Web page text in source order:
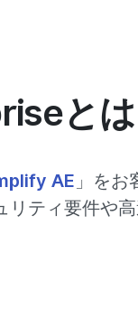
とは
AE 」を
ティ要件や